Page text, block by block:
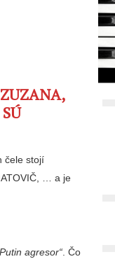
čele stojí
… a je
agresor“. Čo